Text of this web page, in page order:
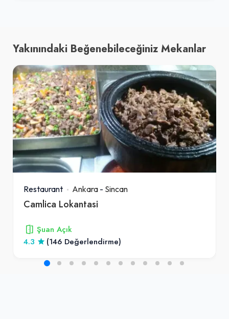
Yakınındaki Beğenebileceğiniz Mekanlar
Restaurant Ankara - Sincan
Camlica Lokantasi
Şuan Açık
4.3
(146 Değerlendirme)